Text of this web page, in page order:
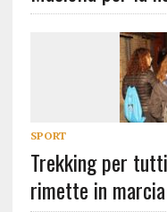
SPORT
Trekking per
rimette in marcia